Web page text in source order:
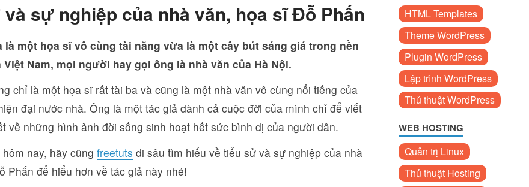
sự nghiệp của nhà văn, họa sĩ Đỗ Phấn
là một họa sĩ vô cùng tài năng vừa là một cây bút sáng giá trong nền
Nam, mọi người hay gọi ông là nhà văn của Hà Nội.
chỉ là một họa sĩ rất tài ba và cũng là một nhà văn vô cùng nổi tiếng của
đại nước nhà. Ông là một tác giả dành cả cuộc đời của mình chỉ để viết
về những hình ảnh đời sống sinh hoạt hết sức bình dị của người dân.
nay, hãy cũng freetuts đi sâu tìm hiểu về tiểu sử và sự nghiệp của nhà
Phấn để hiểu hơn về tác giả này nhé!
HTML Templates
Theme WordPress
Plugin WordPress
Lập trình WordPress
Thủ thuật WordPress
WEB HOSTING
Quản trị Linux
Thủ thuật Hosting